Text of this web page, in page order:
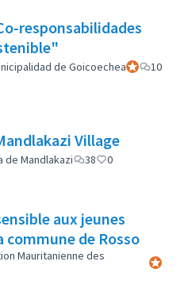
responsabilidades
de GoicoecheaParticipant
10
Village
de Mandlakazi 38 0
aux jeunes
commune de Rosso
Mauritanienne des